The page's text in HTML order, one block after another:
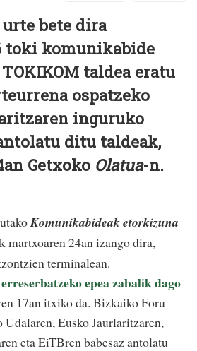
urte bete dira
toki komunikabide
taldea eratu
ospatzeko
inguruko
ditu taldeak,
Getxoko Olatua-n.
Komunikabideak etorkizuna
martxoaren 24an izango dira,
terminalean.
epea zabalik dago
17an itxiko da. Bizkaiko Foru
Eusko Jaurlaritzaren,
eta EiTBren babesaz antolatu